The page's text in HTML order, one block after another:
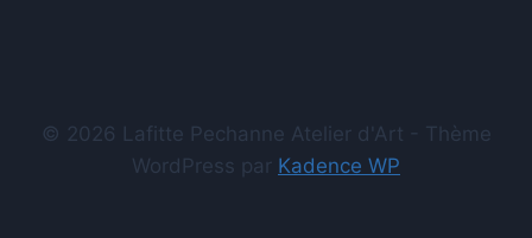
© 2026 Lafitte Pechanne Atelier d'Art - Thème
WordPress par Kadence WP